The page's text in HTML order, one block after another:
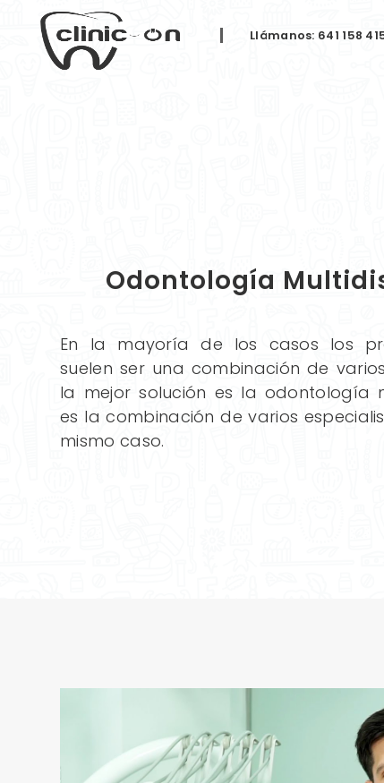
Llámanos: 641 158
Odontología
En la mayoría de los casos los
suelen ser una combinación de
la mejor solución es la odontología
es la combinación de varios
mismo caso.